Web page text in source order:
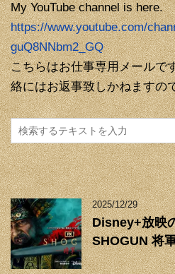
My YouTube channel is here.
https://www.youtube.com/
guQ8NNbm2_GQ
こちらはお仕事専用メールで
絡にはお返事致しかねますの
2025/12/29
Disney+放映
SHOGUN 将